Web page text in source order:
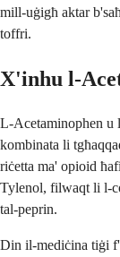
mill-uġigħ aktar
toffri.
X'inhu l-
L-Acetaminophen u
kombinata li
riċetta ma' opioid
Tylenol, filwaqt li l-
tal-peprin.
Din il-mediċina tiġi